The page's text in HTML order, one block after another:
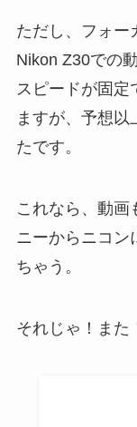
ただし、フォー
Nikon Z30での
スピードが固定
ますが、予想以
たです。
これなら、動画
ニーからニコ
ちゃう。
それじゃ！また